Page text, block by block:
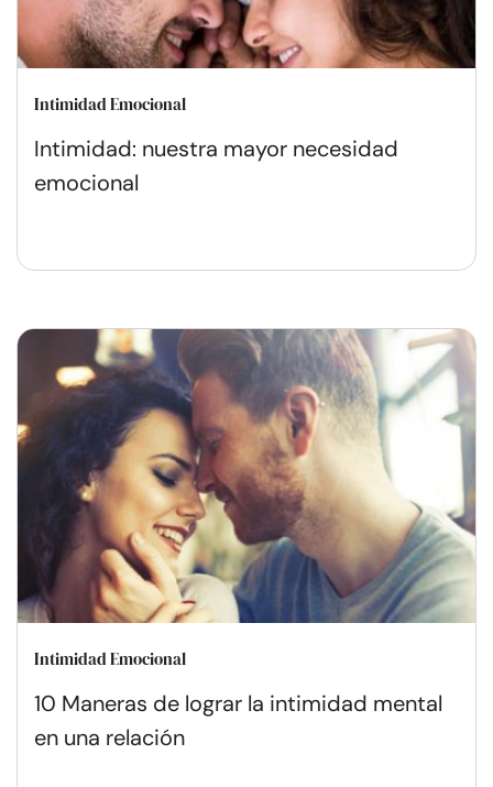
Intimidad Emocional
Intimidad: nuestra mayor necesidad
emocional
Intimidad Emocional
10 Maneras de lograr la intimidad mental
en una relación